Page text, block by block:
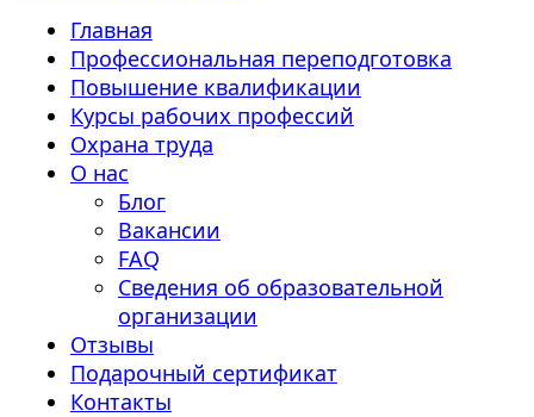
Главная
Профессиональная переподготовка
Повышение квалификации
Курсы рабочих профессий
Охрана труда
О нас
Блог
Вакансии
FAQ
Сведения об образовательной
организации
Отзывы
Подарочный сертификат
Контакты